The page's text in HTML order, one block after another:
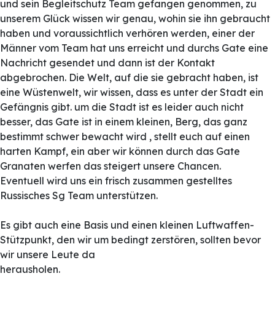
und sein Begleitschutz Team gefangen genommen, zu
unserem Glück wissen wir genau, wohin sie ihn gebraucht
haben und voraussichtlich verhören werden, einer der
Männer vom Team hat uns erreicht und durchs Gate eine
Nachricht gesendet und dann ist der Kontakt
abgebrochen. Die Welt, auf die sie gebracht haben, ist
eine Wüstenwelt, wir wissen, dass es unter der Stadt ein
Gefängnis gibt. um die Stadt ist es leider auch nicht
besser, das Gate ist in einem kleinen, Berg, das ganz
bestimmt schwer bewacht wird , stellt euch auf einen
harten Kampf, ein aber wir können durch das Gate
Granaten werfen das steigert unsere Chancen.
Eventuell wird uns ein frisch zusammen gestelltes
Russisches Sg Team unterstützen.
Es gibt auch eine Basis und einen kleinen Luftwaffen-
Stützpunkt, den wir um bedingt zerstören, sollten bevor
wir unsere Leute da
herausholen.